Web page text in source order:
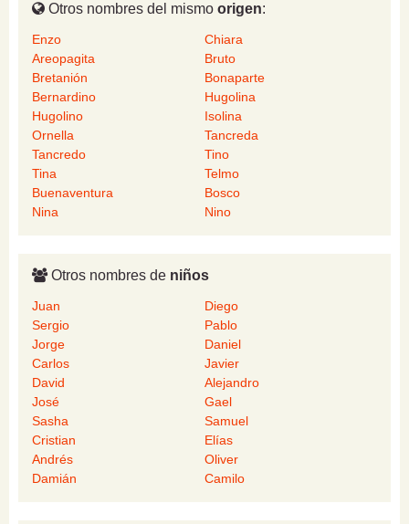
Otros nombres del mismo origen:
Enzo
Chiara
Areopagita
Bruto
Bretanión
Bonaparte
Bernardino
Hugolina
Hugolino
Isolina
Ornella
Tancreda
Tancredo
Tino
Tina
Telmo
Buenaventura
Bosco
Nina
Nino
Otros nombres de niños
Juan
Diego
Sergio
Pablo
Jorge
Daniel
Carlos
Javier
David
Alejandro
José
Gael
Sasha
Samuel
Cristian
Elías
Andrés
Oliver
Damián
Camilo